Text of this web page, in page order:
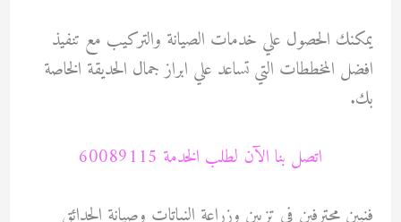
يمكنك الحصول علي خدمات الصيانة والتركيب مع تنفيذ
افضل المخططات التي تساعد علي ابراز جمال الحديقة الخاصة
بك.
اتصل بنا الآن لطلب الخدمة 60089115